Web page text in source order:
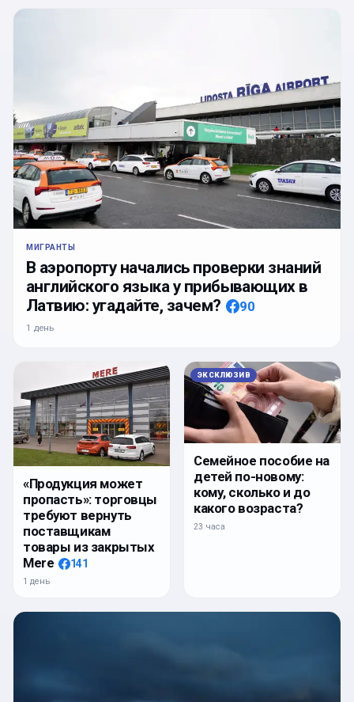
МИГРАНТЫ
В аэропорту начались проверки знаний
английского языка у прибывающих в
Латвию: угадайте, зачем?
90
1 день
«Продукция может
пропасть»: торговцы
требуют вернуть
поставщикам
товары из закрытых
Mere
141
1 день
ЭКСКЛЮЗИВ
Семейное пособие на
детей по-новому:
кому, сколько и до
какого возраста?
23 часа